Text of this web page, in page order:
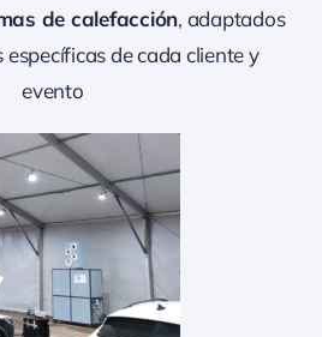
de calefacción, adaptados
específicas de cada cliente y
evento